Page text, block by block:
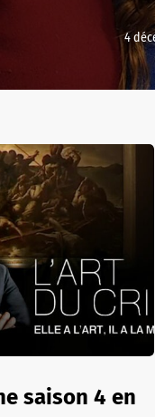
4
saison 4 en